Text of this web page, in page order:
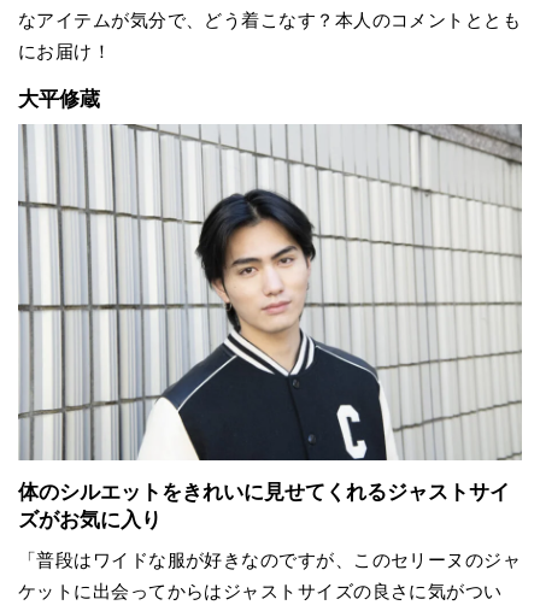
なアイテムが気分で、どう着こなす？本人のコメントととも
にお届け！
大平修蔵
体のシルエットをきれいに見せてくれるジャストサイ
ズがお気に入り
「普段はワイドな服が好きなのですが、このセリーヌのジャ
ケットに出会ってからはジャストサイズの良さに気がつい